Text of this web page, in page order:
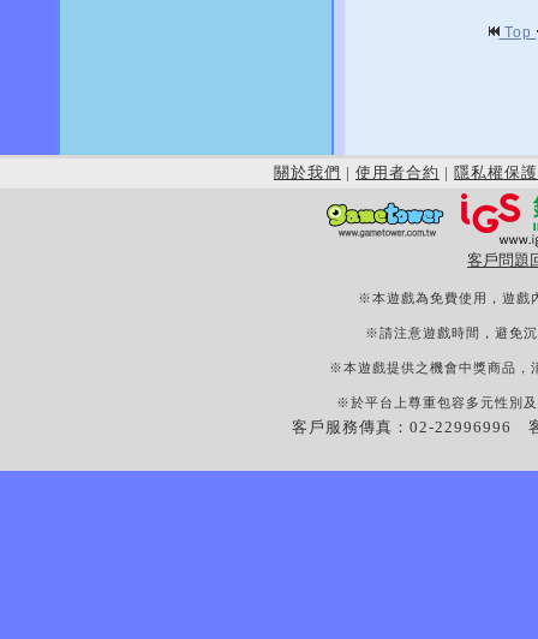
Top
關於我們 | 使用者合約 | 隱私權保護
客戶問題
※本遊戲為免費使用，遊戲
※請注意遊戲時間，避免
※本遊戲提供之機會中獎商品，
※於平台上尊重包容多元性別
客戶服務傳真：02-22996996